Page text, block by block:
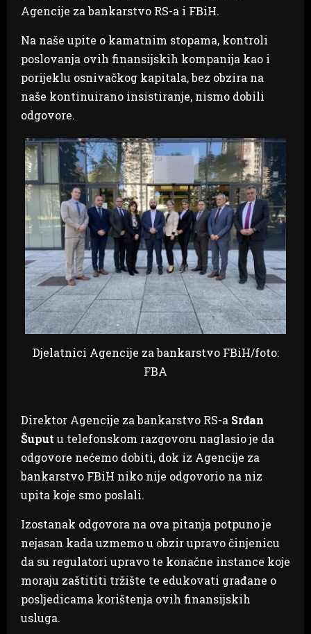
Agencije za bankarstvo RS-a i FBiH.
Na naše upite o kamatnim stopama, kontroli
poslovanja ovih finansijskih kompanija kao i
porijeklu osnivačkog kapitala, bez obzira na
naše kontinuirano insistiranje, nismo dobili
odgovore.
Djelatnici Agencije za bankarstvo FBiH/foto:
FBA
Direktor Agencije za bankarstvo RS-a Srđan
Šuput u telefonskom razgovoru naglasio je da
odgovore nećemo dobiti, dok iz Agencije za
bankarstvo FBiH niko nije odgovorio na niz
upita koje smo poslali.
Izostanak odgovora na ova pitanja potpuno je
nejasan kada uzmemo u obzir upravo činjenicu
da su regulatori upravo te konačne instance koje
moraju zaštititi tržište te edukovati građane o
posljedicama korištenja ovih finansijskih
usluga.